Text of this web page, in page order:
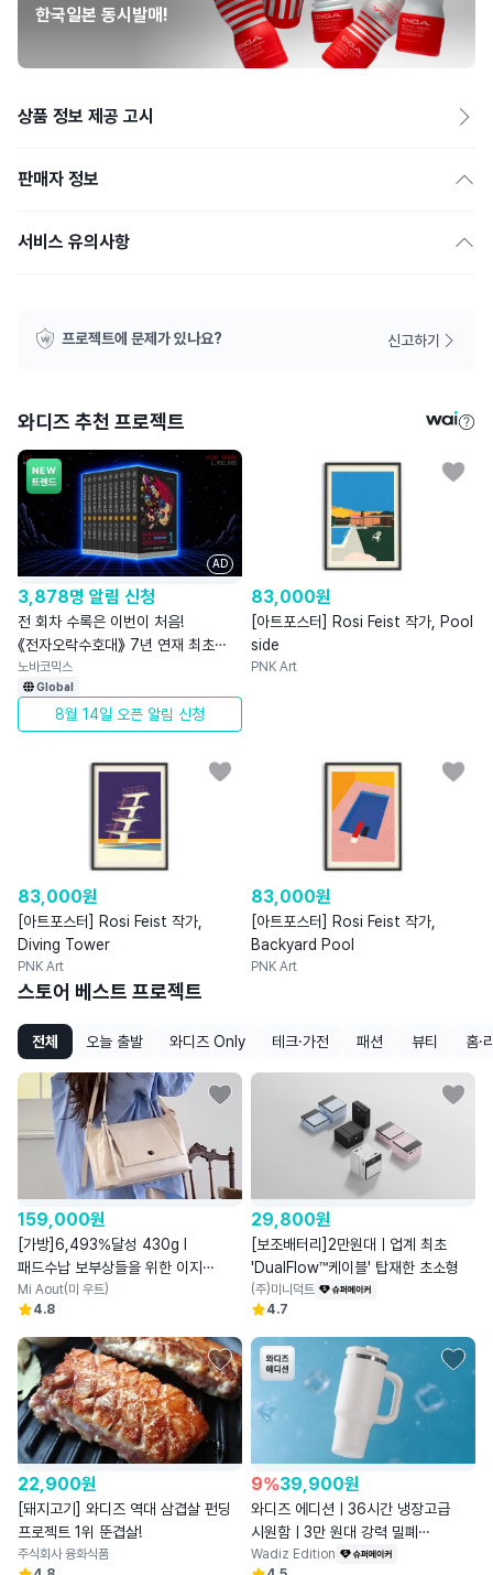
한국일본 동시발매!
상품 정보 제공 고시
판매자 정보
서비스 유의사항
프로젝트에 문제가 있나요? 신고하기
와디즈 추천 프로젝트
AD
3,878명 알림 신청
전 회차 수록은 이번이 처음!
《전자오락수호대》 7년 연재 최초
완전판
노바코믹스
Global
8월 14일 오픈 알림 신청
83,000원
[아트포스터] Rosi Feist 작가, Pool
side
PNK Art
83,000원
[아트포스터] Rosi Feist 작가,
Diving Tower
PNK Art
83,000원
[아트포스터] Rosi Feist 작가,
Backyard Pool
PNK Art
스토어 베스트 프로젝트
전체 오늘 출발 와디즈 Only 테크·가전 패션 뷰티 홈·
159,000원
[가방]6,493%달성 430g l
패드수납 보부상들을 위한 이지
플랩백
Mi Aout(미 우트)
4.8
29,800원
[보조배터리]2만원대ㅣ업계 최초
'DualFlow™케이블' 탑재한 초소형
(주)미니덕트
4.7
22,900원
[돼지고기] 와디즈 역대 삼겹살 펀딩
프로젝트 1위 뚠겹살!
주식회사 융화식품
9%39,900원
와디즈 에디션ㅣ36시간 냉장고급
시원함ㅣ3만 원대 강력 밀폐
세라믹텀블러
Wadiz Edition